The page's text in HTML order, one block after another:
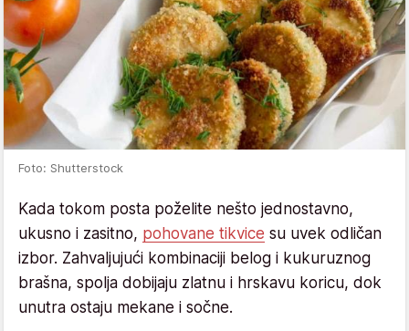
Foto: Shutterstock
Kada tokom posta poželite nešto jednostavno,
ukusno i zasitno, pohovane tikvice su uvek odličan
izbor. Zahvaljujući kombinaciji belog i kukuruznog
brašna, spolja dobijaju zlatnu i hrskavu koricu, dok
unutra ostaju mekane i sočne.